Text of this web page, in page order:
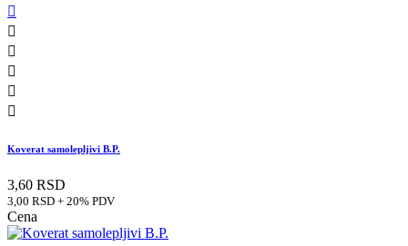






Koverat samolepljivi B.P.
3,60 RSD
3,00 RSD + 20% PDV
Cena